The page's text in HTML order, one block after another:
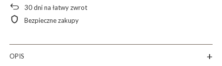
30dni na łatwy zwrot
Bezpieczne zakupy
OPIS